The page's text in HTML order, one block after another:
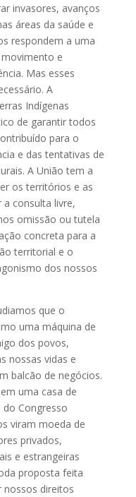
invasores, avanços
áreas da saúde e
respondem a uma
e
Mas esses
A
Indígenas
de garantir todos
para o
e das tentativas de
A União tem a
os territórios e as
a consulta livre,
omissão ou tutela
concreta para a
territorial e o
dos nossos
que o
uma máquina de
dos povos,
nossas vidas e
balcão de negócios.
uma casa de
Congresso
viram moeda de
privados,
e estrangeiras
proposta feita
nossos direitos